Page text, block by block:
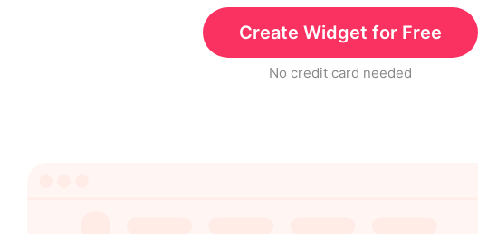
Create Widget for Free
No credit card needed